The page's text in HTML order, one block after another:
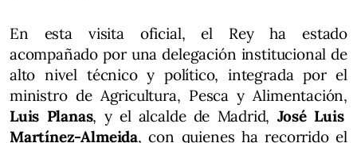
En esta visita oficial, el Rey ha estado
acompañado por una delegación institucional de
alto nivel técnico y político, integrada por el
ministro de Agricultura, Pesca y Alimentación,
Luis Planas, y el alcalde de Madrid, José Luis
Martínez-Almeida, con quienes ha recorrido el